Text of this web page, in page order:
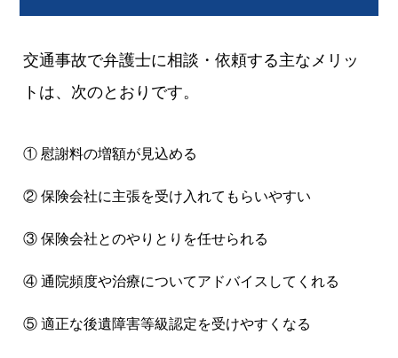
交通事故で弁護士に相談・依頼する主なメリッ
トは、次のとおりです。
① 慰謝料の増額が見込める
② 保険会社に主張を受け入れてもらいやすい
③ 保険会社とのやりとりを任せられる
④ 通院頻度や治療についてアドバイスしてくれる
⑤ 適正な後遺障害等級認定を受けやすくなる